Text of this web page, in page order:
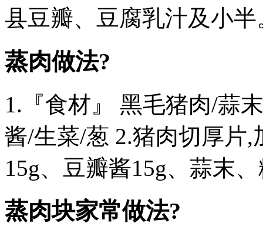
县豆瓣、豆腐乳汁及小半
蒸肉做法?
1.『食材』 黑毛猪肉/蒜
酱/生菜/葱 2.猪肉切厚片,
15g、豆瓣酱15g、蒜末
蒸肉块家常做法?